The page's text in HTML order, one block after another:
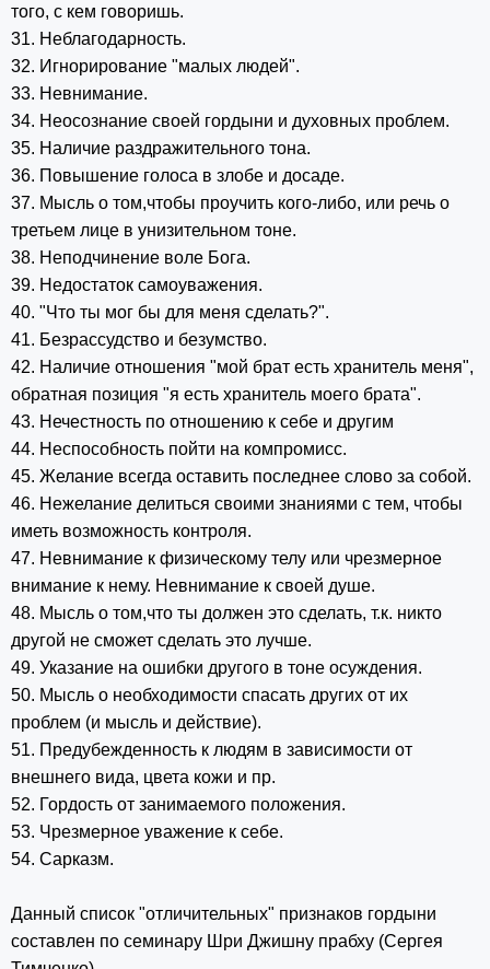
того, с кем говоришь.
31. Неблагодарность.
32. Игнорирование "малых людей".
33. Невнимание.
34. Неосознание своей гордыни и духовных проблем.
35. Наличие раздражительного тона.
36. Повышение голоса в злобе и досаде.
37. Мысль о том,чтобы проучить кого-либо, или речь о
третьем лице в унизительном тоне.
38. Неподчинение воле Бога.
39. Недостаток самоуважения.
40. "Что ты мог бы для меня сделать?".
41. Безрассудство и безумство.
42. Наличие отношения "мой брат есть хранитель меня",
обратная позиция "я есть хранитель моего брата".
43. Нечестность по отношению к себе и другим
44. Неспособность пойти на компромисс.
45. Желание всегда оставить последнее слово за собой.
46. Нежелание делиться своими знаниями с тем, чтобы
иметь возможность контроля.
47. Невнимание к физическому телу или чрезмерное
внимание к нему. Невнимание к своей душе.
48. Мысль о том,что ты должен это сделать, т.к. никто
другой не сможет сделать это лучше.
49. Указание на ошибки другого в тоне осуждения.
50. Мысль о необходимости спасать других от их
проблем (и мысль и действие).
51. Предубежденность к людям в зависимости от
внешнего вида, цвета кожи и пр.
52. Гордость от занимаемого положения.
53. Чрезмерное уважение к себе.
54. Сарказм.
Данный список "отличительных" признаков гордыни
составлен по семинару Шри Джишну прабху (Сергея